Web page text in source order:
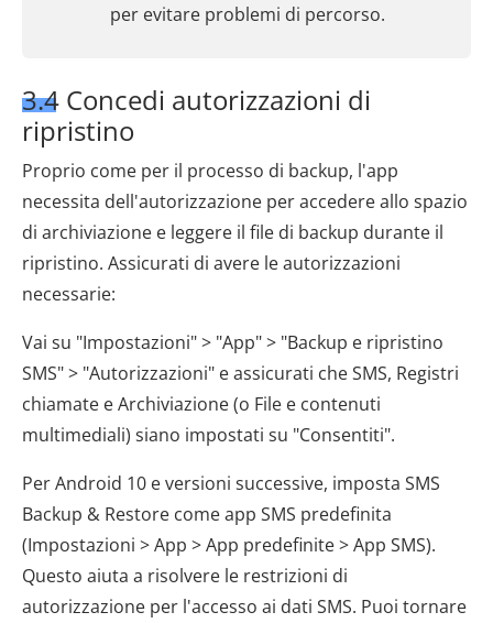
per evitare problemi di percorso.
3.4 Concedi autorizzazioni di
ripristino
Proprio come per il processo di backup, l'app
necessita dell'autorizzazione per accedere allo spazio
di archiviazione e leggere il file di backup durante il
ripristino. Assicurati di avere le autorizzazioni
necessarie:
Vai su "Impostazioni" > "App" > "Backup e ripristino
SMS" > "Autorizzazioni" e assicurati che SMS, Registri
chiamate e Archiviazione (o File e contenuti
multimediali) siano impostati su "Consentiti".
Per Android 10 e versioni successive, imposta SMS
Backup & Restore come app SMS predefinita
(Impostazioni > App > App predefinite > App SMS).
Questo aiuta a risolvere le restrizioni di
autorizzazione per l'accesso ai dati SMS. Puoi tornare